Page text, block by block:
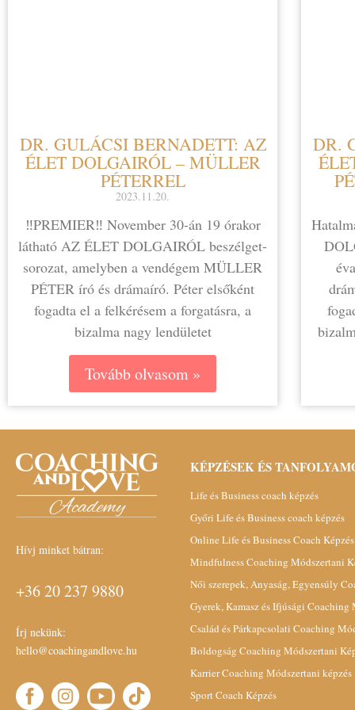
DR. GULÁCSI BERNADETT: AZ
ÉLET DOLGAIRÓL – MÜLLER
PÉTERREL
2023.11.20.
‼️PREMIER‼️ November 30-án 19 órakor
látható AZ ÉLET DOLGAIRÓL beszélget-
sorozat, amelyben a vendégem MÜLLER
PÉTER író és drámaíró. Péter elsőként
fogadta el a felkérésem a forgatásra, a
bizalma nagy lendületet
Tovább olvasom »
DR.
Hívj minket bátran:
+36 20 237 9880
Írj nekünk:
hello@coachingandlove.hu
KÉPZÉSEK ÉS
Life és Business coach képzés
Győri Life és Business coach képzés
Online Life és Business Coach Képzés
Mindfulness Coaching Módszertani
Női szerepek, Anyaság, Egyensúly
Gyerek, Kamasz és Ifjúsági Coaching
Család és Párkapcsolati Coaching
Boldogság Coaching Módszertani
Karrier Coaching Módszertani képzés
Sport Coach Képzés